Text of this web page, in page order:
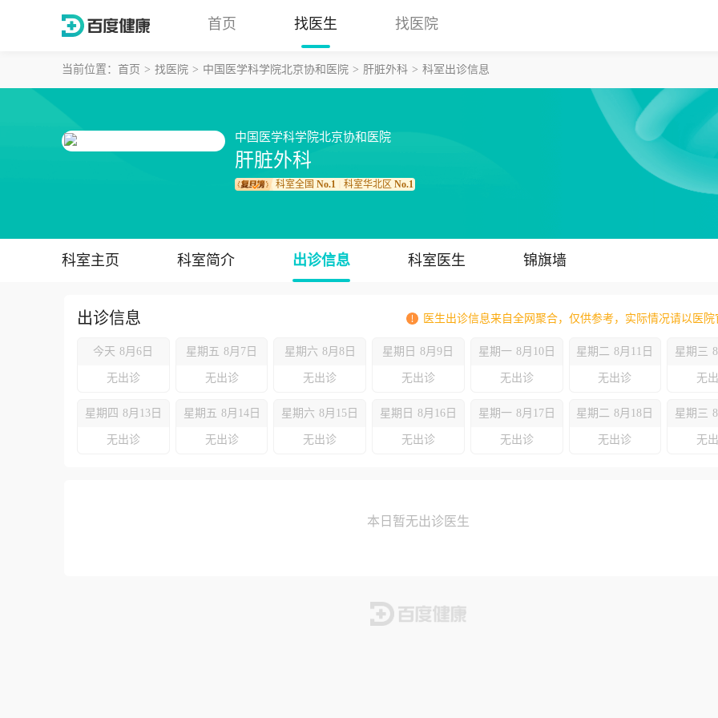
首页 找医生 找医院
当前位置： 首页 找医院 中国医学科学院北京协和医院 肝脏外科 科室出诊信息
中国医学科学院北京协和医院
肝脏外科
科室全国 No.1 科室华北区 No.1
科室主页 科室简介 出诊信息 科室医生 锦旗墙
出诊信息 医生出诊信息来自全网聚合，仅供参考，实际情况请以医院
今天 8月6日
无出诊
星期五 8月7日
无出诊
星期六 8月8日
无出诊
星期日 8月9日
无出诊
星期一 8月10日
无出诊
星期二 8月11日
无出诊
星期三
无
星期四 8月13日
无出诊
星期五 8月14日
无出诊
星期六 8月15日
无出诊
星期日 8月16日
无出诊
星期一 8月17日
无出诊
星期二 8月18日
无出诊
星期三
无
本日暂无出诊医生